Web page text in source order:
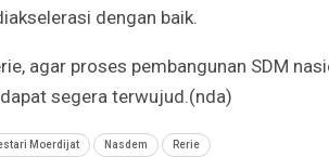
dengan baik.
agar proses pembangunan SDM
segera terwujud.(nda)
Moerdijat Nasdem Rerie